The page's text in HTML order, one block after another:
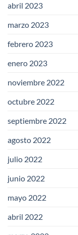
abril 2023
marzo 2023
febrero 2023
enero 2023
noviembre 2022
octubre 2022
septiembre 2022
agosto 2022
julio 2022
junio 2022
mayo 2022
abril 2022